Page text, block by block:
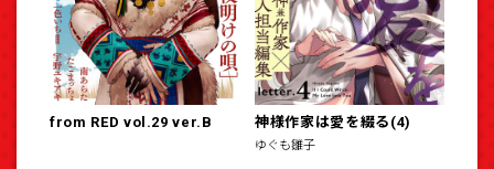
from RED vol.29 ver.B 神様作家は愛を綴る(4)
ゆぐも雛子